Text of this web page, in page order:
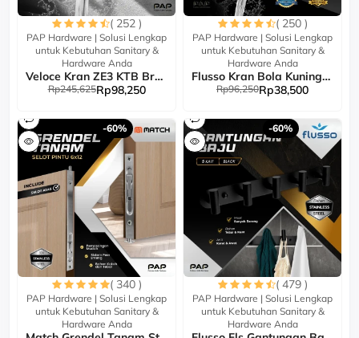
( 252 )
PAP Hardware | Solusi Lengkap
untuk Kebutuhan Sanitary &
Hardware Anda
Veloce Kran ZE3 KTB Brass
Rp245,625Rp98,250
( 250 )
PAP Hardware | Solusi Lengkap
untuk Kebutuhan Sanitary &
Hardware Anda
Flusso Kran Bola Kuningan...
Rp96,250Rp38,500
-60%
( 340 )
PAP Hardware | Solusi Lengkap
untuk Kebutuhan Sanitary &
Hardware Anda
-60%
( 479 )
PAP Hardware | Solusi Lengkap
untuk Kebutuhan Sanitary &
Hardware Anda